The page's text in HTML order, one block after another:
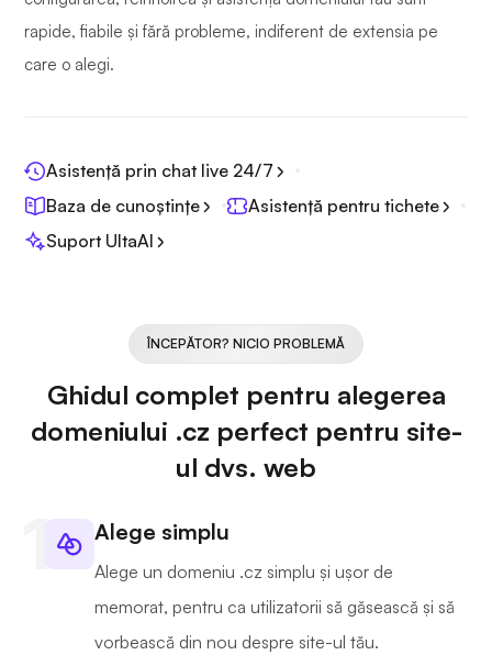
rapide, fiabile și fără probleme, indiferent de extensia pe
care o alegi.
Asistență prin chat live 24/7
Baza de cunoștințe
Asistență pentru tichete
Suport UltaAI
ÎNCEPĂTOR? NICIO PROBLEMĂ
Ghidul complet pentru alegerea
domeniului .cz perfect pentru site-
ul dvs. web
Alege simplu
Alege un domeniu .cz simplu și ușor de
memorat, pentru ca utilizatorii să găsească și să
vorbească din nou despre site-ul tău.